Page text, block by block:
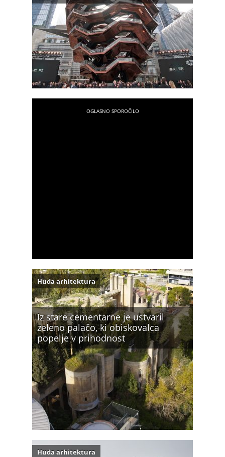
Iz stare cementarne je ustvaril
zeleno palačo, ki obiskovalca
popelje v prihodnost
Huda arhitektura
Huda arhitektura